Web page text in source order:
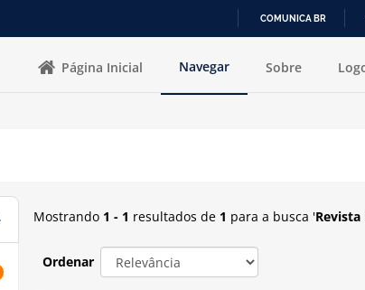
COMUNICA BR
buriti direito sociedade e sustentabilidade
Página Inicial
Navegar Sobre
Mostrando 1 - 1 resultados de 1 para a busca '
Ordenar
filtro for selecionado ou excluído.